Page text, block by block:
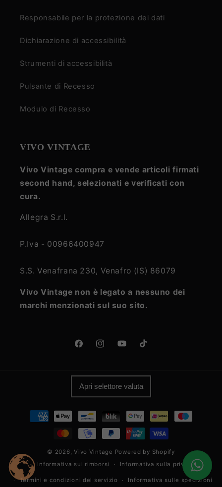
Responsabile per la protezione dei dati
Dichiarazione di accessibilità
Strumenti di accessibilità
Pulsante di Recesso
Modulo di Recesso
VIVO VINTAGE
Vivo Vintage compra e vende articoli firmati
second hand, selezionati e verificati con
cura.
Allegra S.r.l.
P.Iva - 00966400947
S.S. Venafrana 230, Venafro (IS) 86079
Vivo Vintage non è legato a nessuno dei
marchi menzionati sul suo sito.
FacebookInstagramYouTubeTikTok
Apri selettore valuta
Metodi
pagamento
© 2026,Vivo Vintage Powered by Shopify
Informativa sui rimborsi
Informativa sulla privacy
Termini e condizioni del servizio Informativa sulle spedizioni